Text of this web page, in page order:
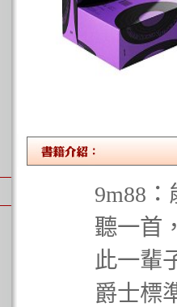
9m88
聽一首
此一輩
爵士標